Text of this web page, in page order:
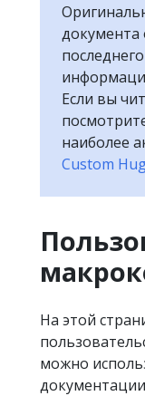
документа
Если вы
наиболее
Custom
На этой
можно